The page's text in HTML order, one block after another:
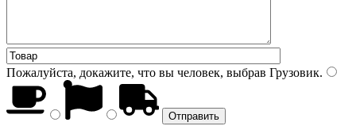
Пожалуйста, докажите, что вы человек, выбрав Грузовик.